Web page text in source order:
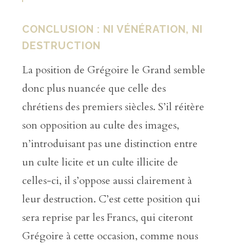
CONCLUSION : NI VÉNÉRATION, NI
DESTRUCTION
La position de Grégoire le Grand semble
donc plus nuancée que celle des
chrétiens des premiers siècles. S’il réitère
son opposition au culte des images,
n’introduisant pas une distinction entre
un culte licite et un culte illicite de
celles-ci, il s’oppose aussi clairement à
leur destruction. C’est cette position qui
sera reprise par les Francs, qui citeront
Grégoire à cette occasion, comme nous